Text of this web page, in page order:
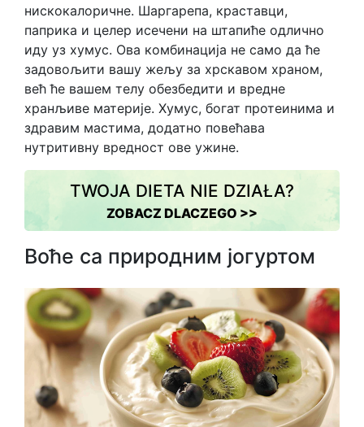
нискокалоричне. Шаргарепа, краставци,
паприка и целер исечени на штапиће одлично
иду уз хумус. Ова комбинација не само да ће
задовољити вашу жељу за хрскавом храном,
већ ће вашем телу обезбедити и вредне
хранљиве материје. Хумус, богат протеинима и
здравим мастима, додатно повећава
нутритивну вредност ове ужине.
TWOJA DIETA NIE DZIAŁA?
ZOBACZ DLACZEGO >>
Воће са природним јогуртом